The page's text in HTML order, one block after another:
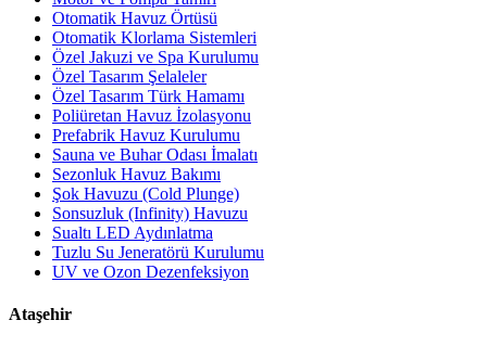
Otomatik Havuz Örtüsü
Otomatik Klorlama Sistemleri
Özel Jakuzi ve Spa Kurulumu
Özel Tasarım Şelaleler
Özel Tasarım Türk Hamamı
Poliüretan Havuz İzolasyonu
Prefabrik Havuz Kurulumu
Sauna ve Buhar Odası İmalatı
Sezonluk Havuz Bakımı
Şok Havuzu (Cold Plunge)
Sonsuzluk (Infinity) Havuzu
Sualtı LED Aydınlatma
Tuzlu Su Jeneratörü Kurulumu
UV ve Ozon Dezenfeksiyon
Ataşehir